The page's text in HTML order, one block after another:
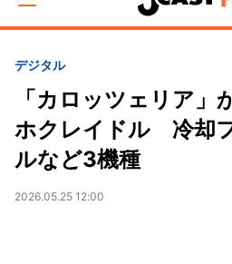
デジタル
「カロッツェリア」
ホクレイドル 冷却
ルなど3機種
2026.05.25 12:00